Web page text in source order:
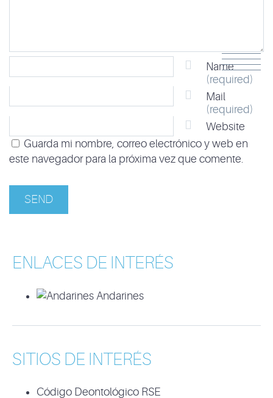
Name
(required)
Mail
(required)
Website
Guarda mi nombre, correo electrónico y web en
este navegador para la próxima vez que comente.
ENLACES DE INTERÉS
Andarines
SITIOS DE INTERÉS
Código Deontológico RSE